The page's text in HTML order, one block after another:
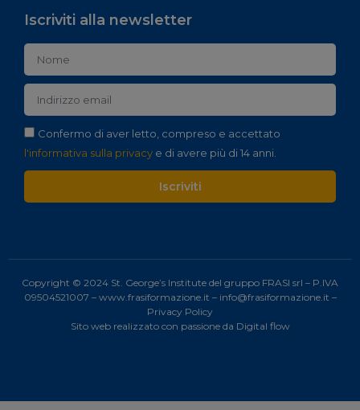
Iscriviti alla newsletter
Confermo di aver letto, compreso e accettato
l'informativa sulla privacy e di avere più di 14 anni.
Iscriviti
Copyright © 2024 St. George’s Institute del gruppo FRASI srl – P.IVA
09504521007 – www.frasiformazione.it – info@frasiformazione.it –
Privacy Policy
Sito web realizzato con passione da Digital flow